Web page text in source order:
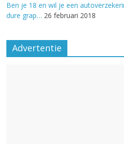
Ben je 18 en wil je een
dure grap… 26 februari 2018
Advertentie